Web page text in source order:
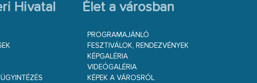
Hivatal Élet a városban
PROGRAMAJÁNLÓ
FESZTIVÁLOK, RENDEZVÉNYEK
KÉPGALÉRIA
VIDEÓGALÉRIA
KÉPEK A VÁROSRÓL